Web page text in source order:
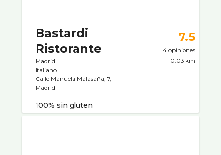
Bastardi
Ristorante
Madrid
Italiano
Calle Manuela Malasaña, 7,
Madrid
7.5
4 opiniones
0.03 km
100% sin gluten